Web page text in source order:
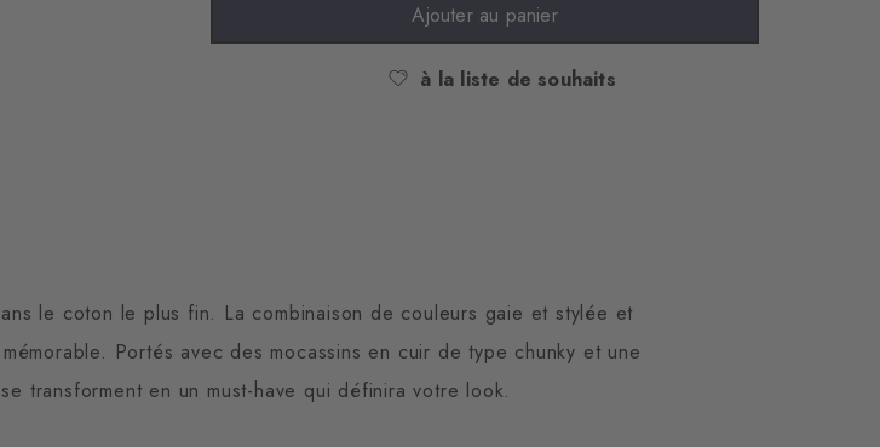
Ajouter au panier
à la liste de souhaits
le coton le plus fin. La combinaison de couleurs gaie et stylée et
Portés avec des mocassins en cuir de type chunky et une
transforment en un must-have qui définira votre look.